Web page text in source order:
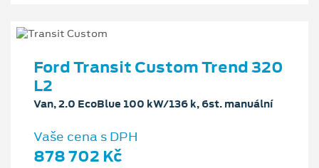
Ford Transit Custom Trend 320
L2
Van, 2.0 EcoBlue 100 kW/136 k, 6st. manuální
Vaše cena s DPH
878 702 Kč